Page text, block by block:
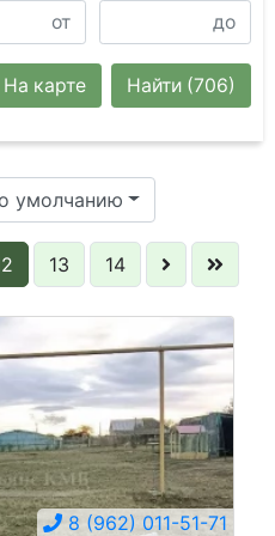
Найти (706)
На карте
умолчанию
13 14
8 (962) 011-51-71